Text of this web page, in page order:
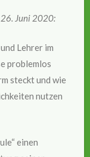
26. Juni 2020:
Lehrer im
problemlos
steckt und wie
nutzen
einen